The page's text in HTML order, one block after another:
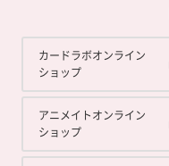
カードラボオンライン
ショップ
アニメイトオンライン
ショップ